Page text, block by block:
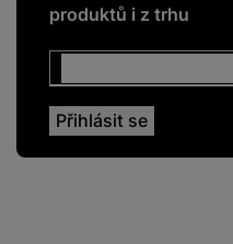
produktů i z trhu